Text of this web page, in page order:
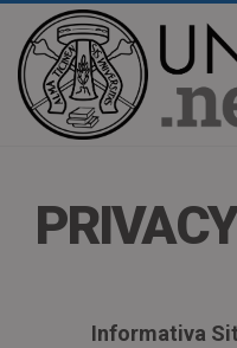
PRIVACY
Informativa